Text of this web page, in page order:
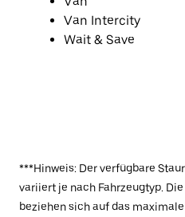
Van Intercity
Wait & Save
***Hinweis: Der verfügbare
variiert je nach Fahrzeugtyp.
beziehen sich auf das